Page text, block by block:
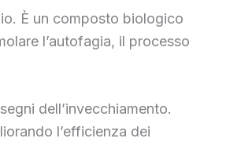
È un composto biologico
l’autofagia, il processo
dell’invecchiamento.
l’efficienza dei